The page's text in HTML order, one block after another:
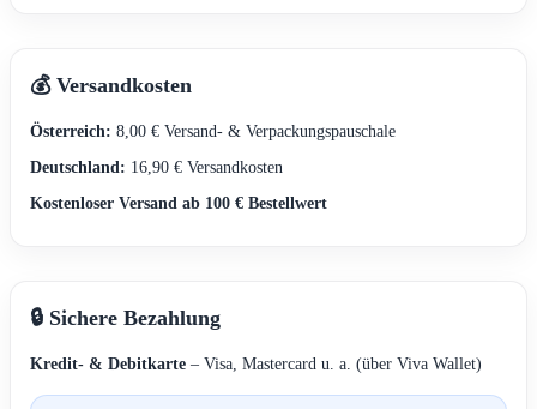
💰 Versandkosten
Österreich: 8,00 € Versand- & Verpackungspauschale
Deutschland: 16,90 € Versandkosten
Kostenloser Versand ab 100 € Bestellwert
🔒 Sichere Bezahlung
Kredit- & Debitkarte – Visa, Mastercard u. a. (über Viva Wallet)